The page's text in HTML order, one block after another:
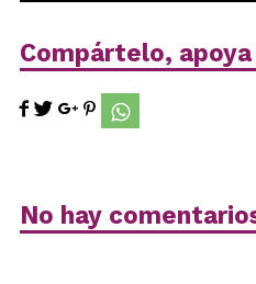
Compártelo,
No hay